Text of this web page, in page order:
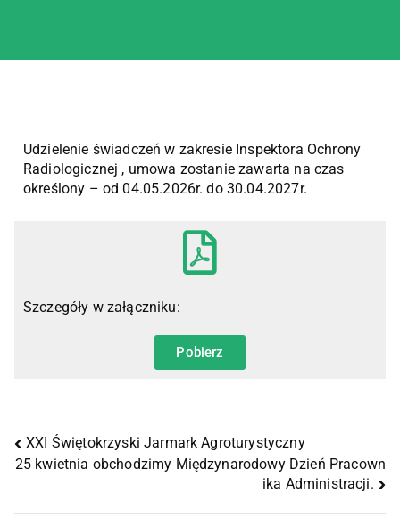
Udzielenie świadczeń w zakresie Inspektora Ochrony
Radiologicznej , umowa zostanie zawarta na czas
określony – od 04.05.2026r. do 30.04.2027r.
Szczegóły w załączniku:
Pobierz
XXI Świętokrzyski Jarmark Agroturystyczny
25 kwietnia obchodzimy Międzynarodowy Dzień Pracown
ika Administracji.